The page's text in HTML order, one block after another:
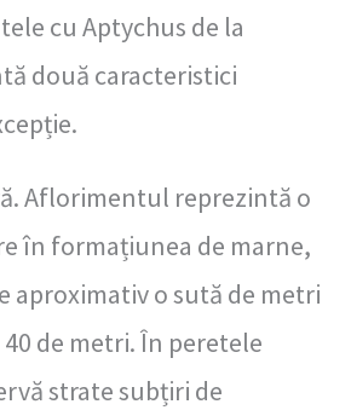
cu Aptychus de la
două caracteristici
Aflorimentul reprezintă o
în formațiunea de marne,
aproximativ o sută de metri
de metri. În peretele
strate subțiri de